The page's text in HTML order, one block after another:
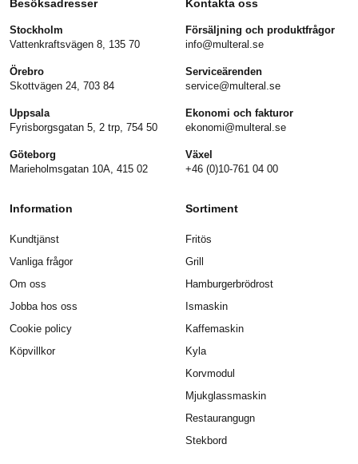
Besöksadresser
Stockholm
Vattenkraftsvägen 8, 135 70
Örebro
Skottvägen 24, 703 84
Uppsala
Fyrisborgsgatan 5, 2 trp, 754 50
Göteborg
Marieholmsgatan 10A, 415 02
Kontakta oss
Försäljning och produktfrågor
info@multeral.se
Serviceärenden
service@multeral.se
Ekonomi och fakturor
ekonomi@multeral.se
Växel
+46 (0)10-761 04 00
Information
Kundtjänst
Vanliga frågor
Om oss
Jobba hos oss
Cookie policy
Köpvillkor
Sortiment
Fritös
Grill
Hamburgerbrödrost
Ismaskin
Kaffemaskin
Kyla
Korvmodul
Mjukglassmaskin
Restaurangugn
Stekbord